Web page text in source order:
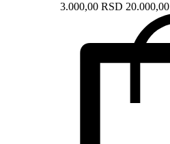
3.000,00 RSD 20.000,00